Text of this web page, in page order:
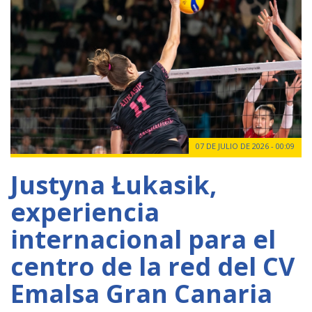
07 DE JULIO DE 2026 - 00:09
Justyna Łukasik,
experiencia
internacional para el
centro de la red del CV
Emalsa Gran Canaria